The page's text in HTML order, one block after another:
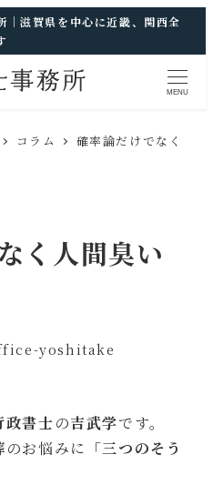
｜滋賀県を中心に近畿、関西全
MENU
コラム
確率論だけでなく
く人間臭い
yoshitake
政書士の吉武学です。
のお悩みに「三つのそう